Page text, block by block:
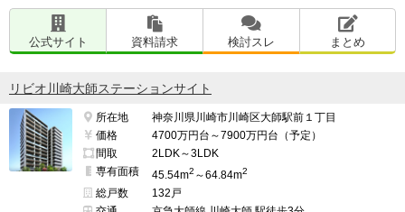
公式サイト 資料請求 検討スレ まとめ
リビオ川崎大師ステーションサイト
所在地
神奈川県川崎市川崎区大師駅前１丁目
価格
4700万円台～7900万円台（予定）
間取
2LDK～3LDK
専有面積
45.54m2 ～64.84m2
総戸数
132戸